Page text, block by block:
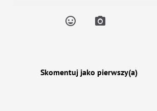
Skomentuj jako pierwszy(a)